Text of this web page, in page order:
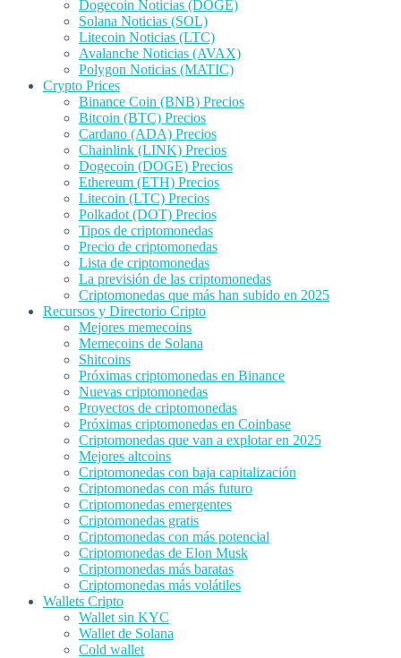
Dogecoin Noticias (DOGE)
Solana Noticias (SOL)
Litecoin Noticias (LTC)
Avalanche Noticias (AVAX)
Polygon Noticias (MATIC)
Crypto Prices
Binance Coin (BNB) Precios
Bitcoin (BTC) Precios
Cardano (ADA) Precios
Chainlink (LINK) Precios
Dogecoin (DOGE) Precios
Ethereum (ETH) Precios
Litecoin (LTC) Precios
Polkadot (DOT) Precios
Tipos de criptomonedas
Precio de criptomonedas
Lista de criptomonedas
La previsión de las criptomonedas
Criptomonedas que más han subido en 2025
Recursos y Directorio Cripto
Mejores memecoins
Memecoins de Solana
Shitcoins
Próximas criptomonedas en Binance
Nuevas criptomonedas
Proyectos de criptomonedas
Próximas criptomonedas en Coinbase
Criptomonedas que van a explotar en 2025
Mejores altcoins
Criptomonedas con baja capitalización
Criptomonedas con más futuro
Criptomonedas emergentes
Criptomonedas gratis
Criptomonedas con más potencial
Criptomonedas de Elon Musk
Criptomonedas más baratas
Criptomonedas más volátiles
Wallets Cripto
Wallet sin KYC
Wallet de Solana
Cold wallet